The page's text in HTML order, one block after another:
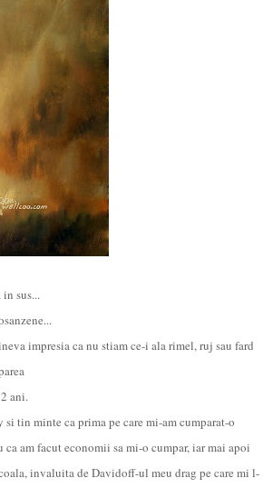
sus...
impresia ca nu stiam ce-i ala rimel, ruj sau fard
ani.
tin minte ca prima pe care mi-am cumparat-o
am facut economii sa mi-o cumpar, iar mai apoi
invaluita de Davidoff-ul meu drag pe care mi l-